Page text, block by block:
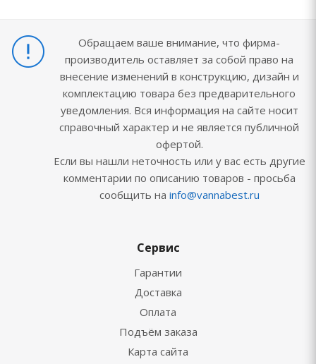
Обращаем ваше внимание, что фирма-
производитель оставляет за собой право на
внесение изменений в конструкцию, дизайн и
комплектацию товара без предварительного
уведомления. Вся информация на сайте носит
справочный характер и не является публичной
офертой.
Если вы нашли неточность или у вас есть другие
комментарии по описанию товаров - просьба
сообщить на info@vannabest.ru
Сервис
Гарантии
Доставка
Оплата
Подъём заказа
Карта сайта